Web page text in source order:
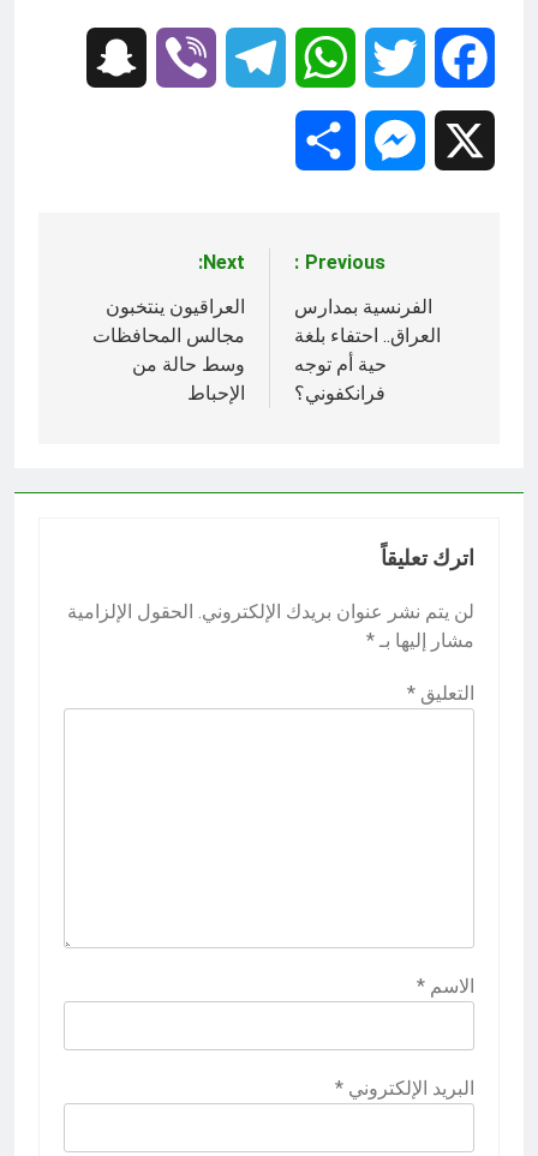
Facebook
Twitter
WhatsApp
Telegram
Viber
Messenger
المقالات
Previous:
الفرنسية بمدارس
العراق.. احتفاء بلغة
حية أم توجه
فرانكفوني؟
Next:
العراقيون ينتخبون
مجالس المحافظات
وسط حالة من
الإحباط
اترك تعليقاً
لن يتم نشر عنوان بريدك الإلكتروني. الحقول الإلزامية
مشار إليها بـ *
التعليق *
الاسم *
البريد الإلكتروني *